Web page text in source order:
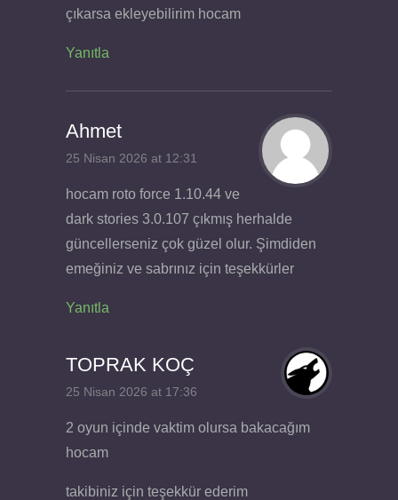
çıkarsa ekleyebilirim hocam
Yanıtla
Ahmet
25 Nisan 2026 at 12:31
hocam roto force 1.10.44 ve
dark stories 3.0.107 çıkmış herhalde
güncellerseniz çok güzel olur. Şimdiden
emeğiniz ve sabrınız için teşekkürler
Yanıtla
TOPRAK KOÇ
25 Nisan 2026 at 17:36
2 oyun içinde vaktim olursa bakacağım
hocam
takibiniz için teşekkür ederim